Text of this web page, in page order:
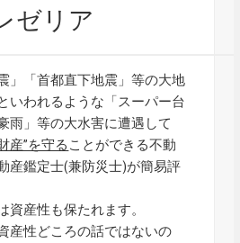
ゼリア
」「首都直下地震」等の大地
いわれるような「スーパー台
雨」等の大水害に遭遇して
産”を守る ことができる不動
産鑑定士(兼防災士)が簡易評
資産性も保たれます。
産性どころの話ではないの